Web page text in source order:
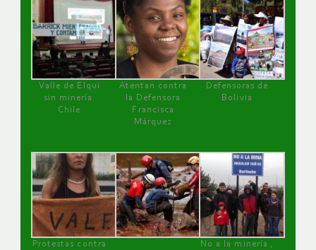
Valle de Elqui
sin minería.
Chile
Atentan contra
la Defensora
Francisca
Márquez
Defensoras de
Bolivia
Protestas contra
No a la minería ,